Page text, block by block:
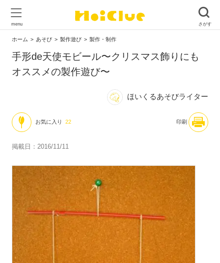
ホーム あそび 製作遊び 製作・制作
手形de天使モビール〜クリスマス飾りにも
オススメの製作遊び〜
ほいくるあそびライター
お気に入り 22 印刷
掲載日：2016/11/11